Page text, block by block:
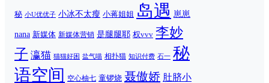
秘 小U优优子 小冰不太瘦 小蒋姐姐 岛遇 崽崽
nana 新媒体 新媒体营销 是腿腿耶 权vvv 李妙
子 瀛猫 猫猫好困 盐气喵 相扑猫 知识付费 石一 秘
语空间
空心柚七 童锣烧 聂傲娇 肚脐小